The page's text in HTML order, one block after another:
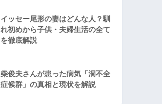
イッセー尾形の妻はどんな人？馴
れ初めから子供・夫婦生活の全て
を徹底解説
柴俊夫さんが患った病気「洞不全
症候群」の真相と現状を解説